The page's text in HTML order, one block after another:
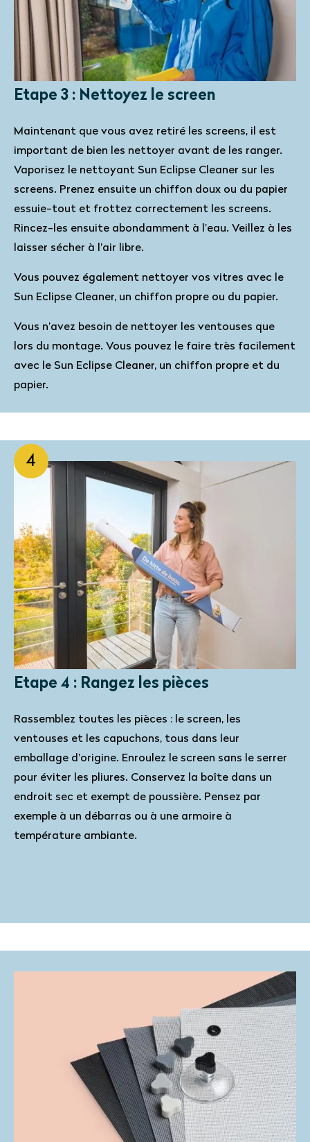
Etape 3 : Nettoyez le screen
Maintenant que vous avez retiré les screens, il est
important de bien les nettoyer avant de les ranger.
Vaporisez le nettoyant Sun Eclipse Cleaner sur les
screens. Prenez ensuite un chiffon doux ou du papier
essuie-tout et frottez correctement les screens.
Rincez-les ensuite abondamment à l’eau. Veillez à les
laisser sécher à l’air libre.
Vous pouvez également nettoyer vos vitres avec le
Sun Eclipse Cleaner, un chiffon propre ou du papier.
Vous n’avez besoin de nettoyer les ventouses que
lors du montage. Vous pouvez le faire très facilement
avec le Sun Eclipse Cleaner, un chiffon propre et du
papier.
Etape 4 : Rangez les pièces
Rassemblez toutes les pièces : le screen, les
ventouses et les capuchons, tous dans leur
emballage d’origine. Enroulez le screen sans le serrer
pour éviter les pliures. Conservez la boîte dans un
endroit sec et exempt de poussière. Pensez par
exemple à un débarras ou à une armoire à
température ambiante.
4